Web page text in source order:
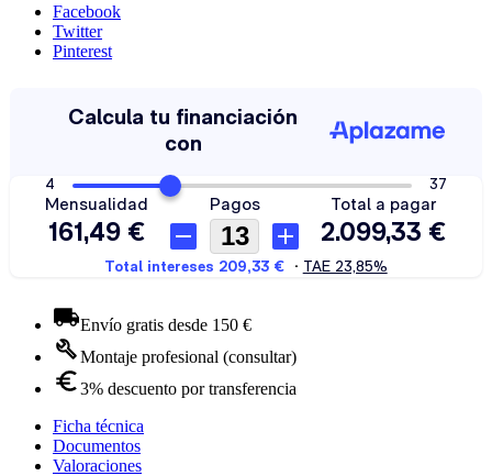
Facebook
Twitter
Pinterest
Envío gratis desde 150 €
Montaje profesional (consultar)
3% descuento por transferencia
Ficha técnica
Documentos
Valoraciones